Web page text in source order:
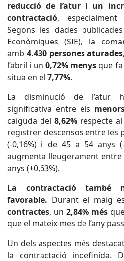
reducció de l’atur i un
contractació,
Segons les dades
Econòmiques (SIE), la
amb 4.430 persones aturades
l’abril i un 0,72% menysque fa
situa en el 7,77%.
La disminució de l’atur
significativa entre els
caiguda del 8,62%respecte al
registren descensos entre les
(-0,16%) i de 45 a 54 anys (-
augmenta lleugerament entre
anys (+0,63%).
La contractació també
favorable. Durant el maig
contractes, un 2,84% més
que el mateix mes de l’any
Un dels aspectes més
la contractació indefinida.